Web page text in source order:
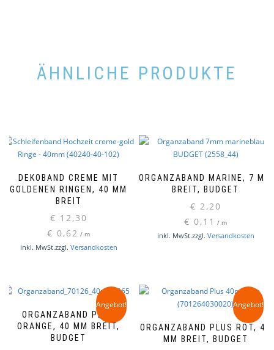
ÄHNLICHE PRODUKTE
DEKOBAND CREME MIT
GOLDENEN RINGEN, 40 MM
BREIT
€ 12,30
€ 0,62 / m
inkl. MwSt.zzgl. Versandkosten
ORGANZABAND MARINE, 7 MM
BREIT, BUDGET
€ 2,20
€ 0,11 / m
inkl. MwSt.zzgl. Versandkosten
ORGANZABAND PLUS
ORANGE, 40 MM BREIT,
BUDGET
Angebot!
ORGANZABAND PLUS ROT, 40
MM BREIT, BUDGET
Angebot!